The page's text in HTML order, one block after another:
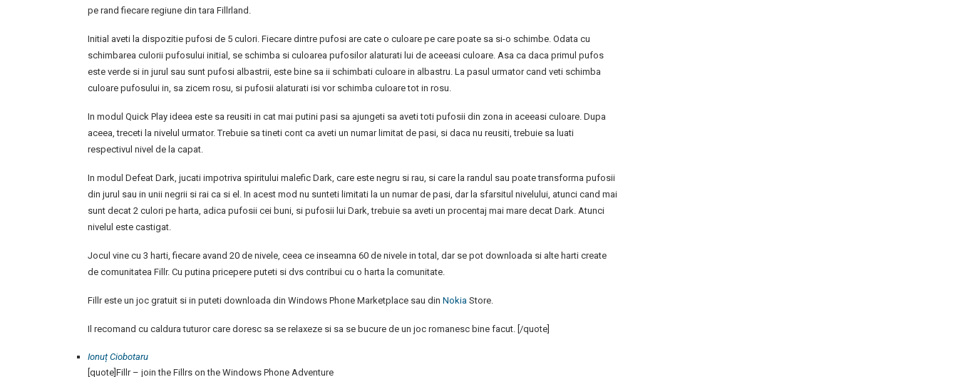
pe rand fiecare regiune din tara Fillrland.
Initial aveti la dispozitie pufosi de 5 culori. Fiecare dintre pufosi are cate o culoare pe care poate sa si-o schimbe. Odata cu
schimbarea culorii pufosului initial, se schimba si culoarea pufosilor alaturati lui de aceeasi culoare. Asa ca daca primul pufos
este verde si in jurul sau sunt pufosi albastrii, este bine sa ii schimbati culoare in albastru. La pasul urmator cand veti schimba
culoare pufosului in, sa zicem rosu, si pufosii alaturati isi vor schimba culoare tot in rosu.
In modul Quick Play ideea este sa reusiti in cat mai putini pasi sa ajungeti sa aveti toti pufosii din zona in aceeasi culoare. Dupa
aceea, treceti la nivelul urmator. Trebuie sa tineti cont ca aveti un numar limitat de pasi, si daca nu reusiti, trebuie sa luati
respectivul nivel de la capat.
In modul Defeat Dark, jucati impotriva spiritului malefic Dark, care este negru si rau, si care la randul sau poate transforma pufosii
din jurul sau in unii negrii si rai ca si el. In acest mod nu sunteti limitati la un numar de pasi, dar la sfarsitul nivelului, atunci cand mai
sunt decat 2 culori pe harta, adica pufosii cei buni, si pufosii lui Dark, trebuie sa aveti un procentaj mai mare decat Dark. Atunci
nivelul este castigat.
Jocul vine cu 3 harti, fiecare avand 20 de nivele, ceea ce inseamna 60 de nivele in total, dar se pot downloada si alte harti create
de comunitatea Fillr. Cu putina pricepere puteti si dvs contribui cu o harta la comunitate.
Fillr este un joc gratuit si in puteti downloada din Windows Phone Marketplace sau din Nokia Store.
Il recomand cu caldura tuturor care doresc sa se relaxeze si sa se bucure de un joc romanesc bine facut. [/quote]
Ionuț Ciobotaru
[quote]Fillr – join the Fillrs on the Windows Phone Adventure